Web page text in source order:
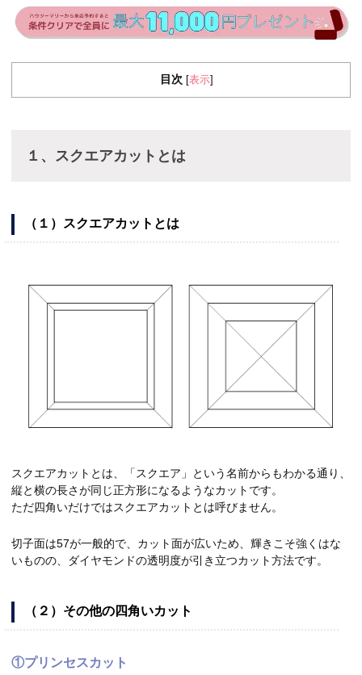
目次 [表示]
１、スクエアカットとは
（１）スクエアカットとは
スクエアカットとは、「スクエア」という名前からもわかる通り、
縦と横の長さが同じ正方形になるようなカットです。
ただ四角いだけではスクエアカットとは呼びません。
切子面は57が一般的で、カット面が広いため、輝きこそ強くはな
いものの、ダイヤモンドの透明度が引き立つカット方法です。
（２）その他の四角いカット
①プリンセスカット